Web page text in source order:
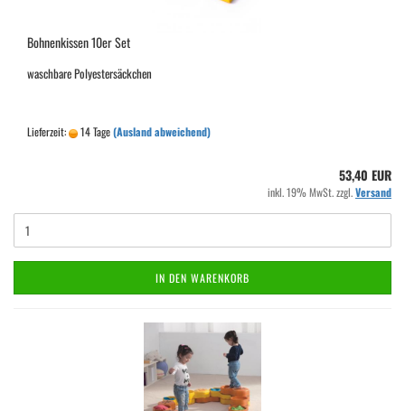
Bohnenkissen 10er Set
waschbare Polyestersäckchen
Lieferzeit: 14 Tage(Ausland abweichend)
53,40 EUR
inkl. 19% MwSt. zzgl.Versand
IN DEN WARENKORB